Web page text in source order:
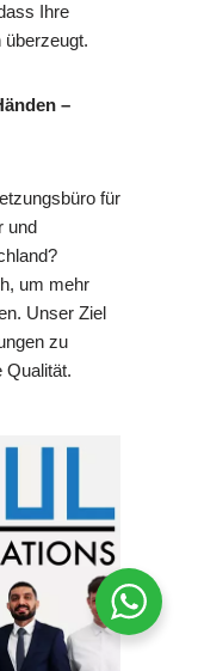
Ihre
überzeugt.
–
für
und
um mehr
Unser Ziel
zu
Qualität.